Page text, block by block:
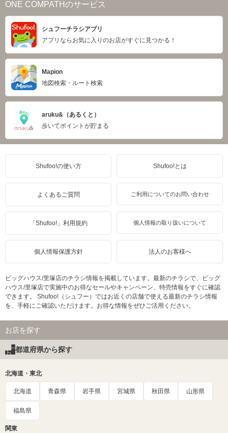
ONE COMPATHのサービス
シュフーチラシアプリ
アプリならお気に入りのお店がすぐに見つかる！
Mapion
地図検索・ルート検索
aruku&（あるくと）
歩いてポイントが貯まる
Shufoo!の使い方 Shufoo!とは
よくあるご質問 ご利用についてのお問い合わせ
「Shufoo!」利用規約 個人情報の取り扱いについて
個人情報保護方針 法人のお客様へ
ビッグハウス/里塚店のチラシ情報を掲載しています。最新のチラシで、ビッグ
ハウス/里塚店で実施中のお得なセールやキャンペーン、特売情報をすぐに確認
できます。 Shufoo!（シュフー）ではお近くの店舗で使える最新のチラシ情報
を、手軽にご確認いただけます。お得な情報をぜひご活用ください。
お店を探す
都道府県から探す
北海道・東北
北海道 青森県 岩手県 宮城県 秋田県 山形県
福島県
関東